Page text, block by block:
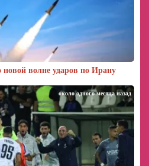
новой волне ударов по Ирану
около одного месяца назад